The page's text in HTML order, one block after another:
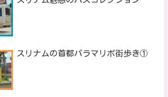
スリナムの首都パラマリボ街歩き①